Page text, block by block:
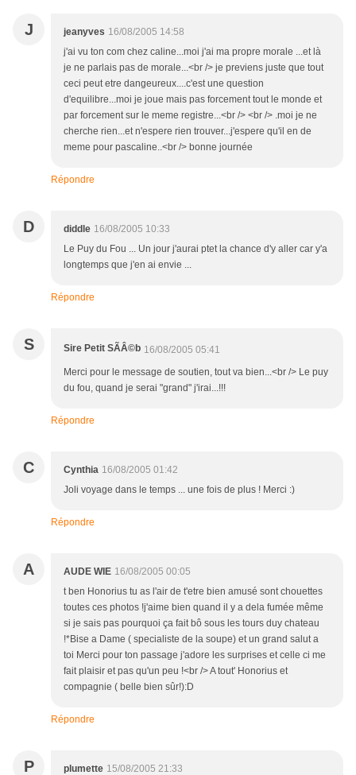
J jeanyves 16/08/2005 14:58
j'ai vu ton com chez caline...moi j'ai ma propre morale ...et là
je ne parlais pas de morale...<br /> je previens juste que tout
ceci peut etre dangeureux....c'est une question
d'equilibre...moi je joue mais pas forcement tout le monde et
par forcement sur le meme registre...<br /> <br /> .moi je ne
cherche rien...et n'espere rien trouver...j'espere qu'il en de
meme pour pascaline..<br /> bonne journée
Répondre
D diddle 16/08/2005 10:33
Le Puy du Fou ... Un jour j'aurai ptet la chance d'y aller car y'a
longtemps que j'en ai envie ...
Répondre
S Sire Petit SÃÂ©b 16/08/2005 05:41
Merci pour le message de soutien, tout va bien...<br /> Le puy
du fou, quand je serai "grand" j'irai...!!!
Répondre
C Cynthia 16/08/2005 01:42
Joli voyage dans le temps ... une fois de plus ! Merci :)
Répondre
A AUDE WIE 16/08/2005 00:05
t ben Honorius tu as l'air de t'etre bien amusé sont chouettes
toutes ces photos !j'aime bien quand il y a dela fumée même
si je sais pas pourquoi ça fait bô sous les tours duy chateau
!*Bise a Dame ( specialiste de la soupe) et un grand salut a
toi Merci pour ton passage j'adore les surprises et celle ci me
fait plaisir et pas qu'un peu !<br /> A tout' Honorius et
compagnie ( belle bien sûr!):D
Répondre
P plumette 15/08/2005 21:33